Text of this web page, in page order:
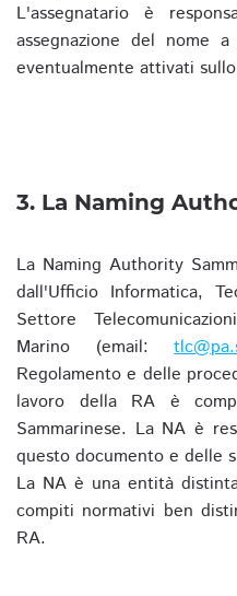
L'assegnatario è
assegnazione del nome
eventualmente attivati
3. La Naming
La Naming Authority
dall'Ufficio Informatica,
Settore
Marino (email:
Regolamento e delle
lavoro della RA è
Sammarinese. La NA è
questo documento e delle
La NA è una entità
compiti normativi ben
RA.